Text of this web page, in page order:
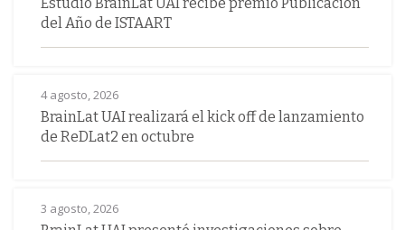
Estudio BrainLat UAI recibe premio Publicación
del Año de ISTAART
4 agosto, 2026
BrainLat UAI realizará el kick off de lanzamiento
de ReDLat2 en octubre
3 agosto, 2026